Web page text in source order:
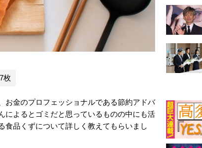
枚
お金のプロフェッショナルである節約アドバ
によるとゴミだと思っているものの中にも活
食品くずについて詳しく教えてもらいまし